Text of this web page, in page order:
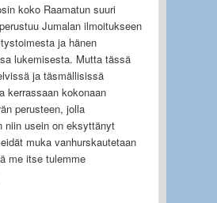
koko Raamatun suuri
Jumalan ilmoitukseen
ja hänen
lukemisesta. Mutta tässä
ja täsmällisissä
kerrassaan kokonaan
perusteen, jolla
niin usein on eksyttänyt
muka vanhurskautetaan
me itse tulemme